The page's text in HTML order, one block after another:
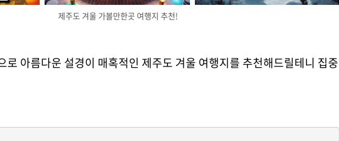
제주도 겨울 가볼만한곳 여행지 추천!
로 아름다운 설경이 매혹적인 제주도 겨울 여행지를 추천해드릴테니 집중